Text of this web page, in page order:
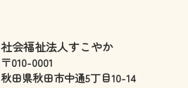
社会福祉法人すこやか
〒010-0001
秋田県秋田市中通5丁目10-14